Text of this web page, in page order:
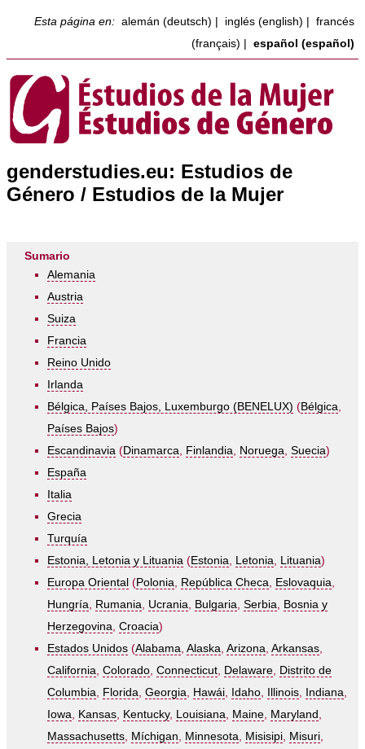
Esta página en: alemán (deutsch) inglés (english)
francés
(français)
español (español)
genderstudies.eu: Estudios de
Género / Estudios de la Mujer
Sumario
Alemania
Austria
Suiza
Francia
Reino Unido
Irlanda
Bélgica, Países Bajos, Luxemburgo (BENELUX) (Bélgica,
Países Bajos)
Escandinavia (Dinamarca, Finlandia, Noruega, Suecia)
España
Italia
Grecia
Turquía
Estonia, Letonia y Lituania (Estonia, Letonia, Lituania)
Europa Oriental (Polonia, República Checa, Eslovaquia,
Hungría, Rumania, Ucrania, Bulgaria, Serbia, Bosnia y
Herzegovina, Croacia)
Estados Unidos (Alabama, Alaska, Arizona, Arkansas,
California, Colorado, Connecticut, Delaware, Distrito de
Columbia, Florida, Georgia, Hawái, Idaho, Illinois, Indiana,
Iowa, Kansas, Kentucky, Louisiana, Maine, Maryland ,
Massachusetts, Míchigan, Minnesota, Misisipi, Misuri,